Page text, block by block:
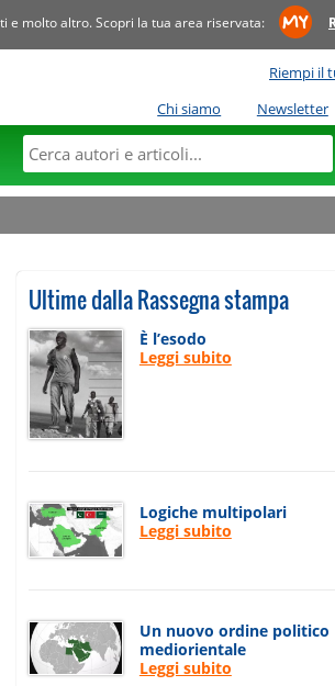
e molto altro. Scopri la tua area riservata:
Riempi il
Chi siamo
Newsletter
Ultime dalla Rassegna stampa
È l’esodo
Leggi subito
Logiche multipolari
Leggi subito
Un nuovo ordine politico
mediorientale
Leggi subito